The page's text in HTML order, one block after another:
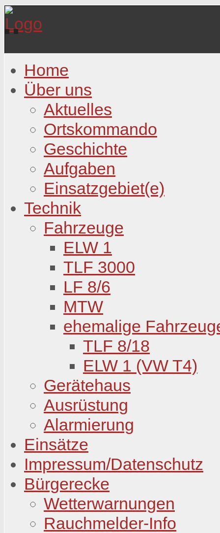
Home
Über uns
Aktuelles
Ortskommando
Geschichte
Aufgaben
Einsatzgebiet(e)
Technik
Fahrzeuge
ELW 1
TLF 3000
LF 8/6
MTW
ehemalige
TLF 8/18
ELW 1 (VW T4)
Gerätehaus
Ausrüstung
Alarmierung
Einsätze
Impressum/Datenschutz
Bürgerecke
Wetterwarnungen
Rauchmelder-Info